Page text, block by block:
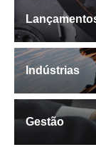
Indústrias
Gestão